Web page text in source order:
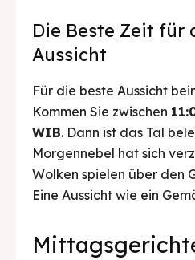
Die Beste Zeit für
Aussicht
Für die beste Aussicht
Kommen Sie zwischen
WIB. Dann ist das Tal
Morgennebel hat sich
Wolken spielen über den
Eine Aussicht wie ein